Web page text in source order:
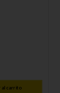
al carrito